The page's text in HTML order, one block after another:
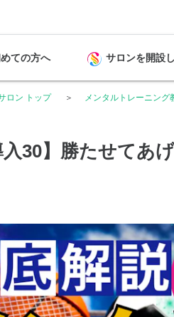
ての方へ サロンを開設
ロン トップ メンタルトレーニング
入30】勝たせてあ